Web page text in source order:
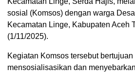
sosial (Komsos) dengan warga
Kecamatan Linge, Kabupaten Aceh
(1/11/2025).
Kegiatan Komsos tersebut bertujuan
mensosialisasikan dan